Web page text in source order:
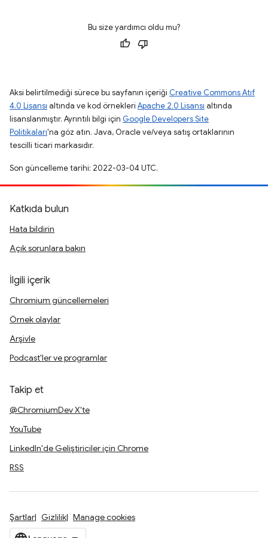
Bu size yardımcı oldu mu?
Aksi belirtilmediği sürece bu sayfanın içeriği Creative Commons Atıf
4.0 Lisansı altında ve kod örnekleri Apache 2.0 Lisansı altında
lisanslanmıştır. Ayrıntılı bilgi için Google Developers Site
Politikaları'na göz atın. Java, Oracle ve/veya satış ortaklarının
tescilli ticari markasıdır.
Son güncelleme tarihi: 2022-03-04 UTC.
Katkıda bulun
Hata bildirin
Açık sorunlara bakın
İlgili içerik
Chromium güncellemeleri
Örnek olaylar
Arşivle
Podcast'ler ve programlar
Takip et
@ChromiumDev X'te
YouTube
LinkedIn'de Geliştiriciler için Chrome
RSS
Şartlar Gizlilik Manage cookies